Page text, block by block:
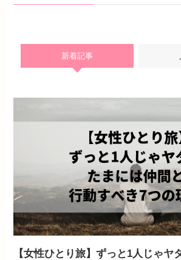
新着記事
【女性ひとり旅】ずっと1人じゃヤ